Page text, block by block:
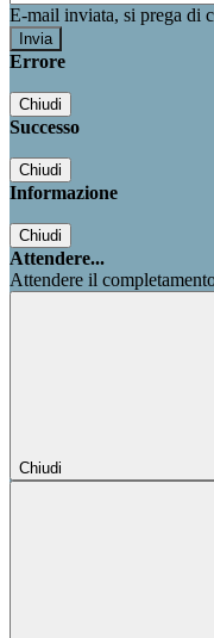
E-mail inviata, si prega di
Errore
Chiudi
Successo
Chiudi
Informazione
Chiudi
Attendere...
Attendere il
Chiudi